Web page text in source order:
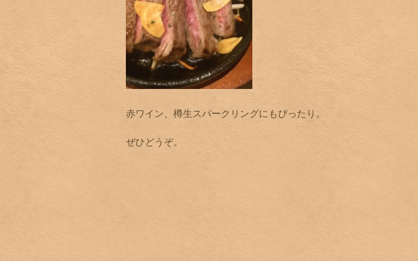
赤ワイン、樽生スパークリングにもぴったり。
ぜひどうぞ。